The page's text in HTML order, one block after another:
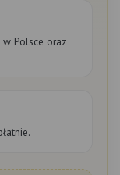
w Polsce oraz